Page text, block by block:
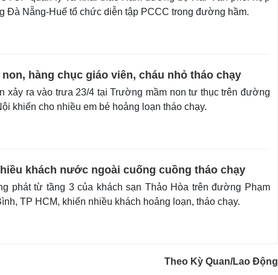
Đà Nẵng-Huế tổ chức diễn tập PCCC trong đường hầm.
hàng chục giáo viên, cháu nhỏ tháo chạy
xảy ra vào trưa 23/4 tại Trường mầm non tư thục trên đường
khiến cho nhiều em bé hoảng loạn tháo chạy.
khách nước ngoài cuống cuồng tháo chạy
phát từ tầng 3 của khách sạn Thảo Hòa trên đường Phạm
TP HCM, khiến nhiều khách hoảng loạn, tháo chạy.
Theo Kỳ Quan/Lao Động